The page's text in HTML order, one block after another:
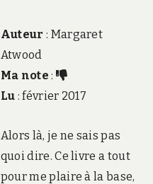
Auteur : Margaret
Atwood
Ma note :
Lu : février 2017
Alors là, je ne sais pas
quoi dire. Ce livre a tout
pour me plaire à la base,